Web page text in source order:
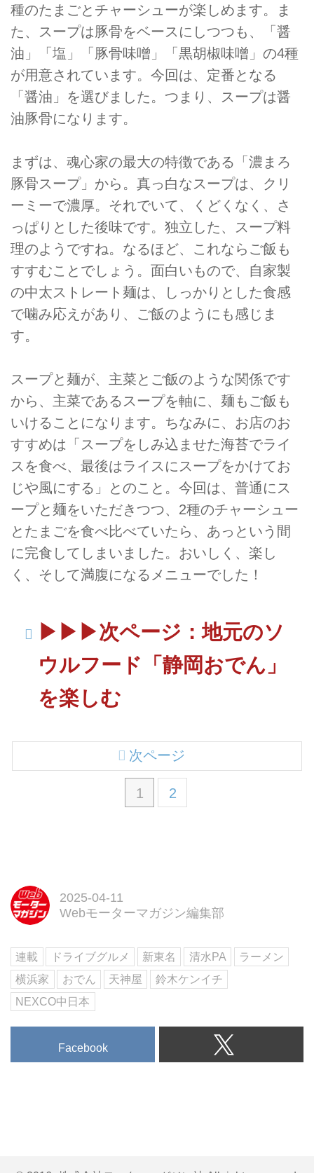
種のたまごとチャーシューが楽しめます。ま
た、スープは豚骨をベースにしつつも、「醤
油」「塩」「豚骨味噌」「黒胡椒味噌」の4種
が用意されています。今回は、定番となる
「醤油」を選びました。つまり、スープは醤
油豚骨になります。
まずは、魂心家の最大の特徴である「濃まろ
豚骨スープ」から。真っ白なスープは、クリ
ーミーで濃厚。それでいて、くどくなく、さ
っぱりとした後味です。独立した、スープ料
理のようですね。なるほど、これならご飯も
すすむことでしょう。面白いもので、自家製
の中太ストレート麺は、しっかりとした食感
で噛み応えがあり、ご飯のようにも感じま
す。
スープと麺が、主菜とご飯のような関係です
から、主菜であるスープを軸に、麺もご飯も
いけることになります。ちなみに、お店のお
すすめは「スープをしみ込ませた海苔でライ
スを食べ、最後はライスにスープをかけてお
じや風にする」とのこと。今回は、普通にス
ープと麺をいただきつつ、2種のチャーシュー
とたまごを食べ比べていたら、あっという間
に完食してしまいました。おいしく、楽し
く、そして満腹になるメニューでした！
▶︎▶︎▶︎次ページ：地元のソ
ウルフード「静岡おでん」
を楽しむ
1 2
次ページ
2025-04-11
Webモーターマガジン編集部
連載 ドライブグルメ 新東名 清水PA
ラーメン
横浜家
おでん 天神屋
鈴木ケンイチ
NEXCO中日本
Facebook